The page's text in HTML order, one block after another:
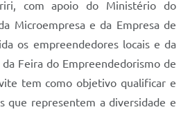
com apoio do Ministério do
Microempresa e da Empresa de
os empreendedores locais e da
Feira do Empreendedorismo de
tem como objetivo qualificar e
que representem a diversidade e